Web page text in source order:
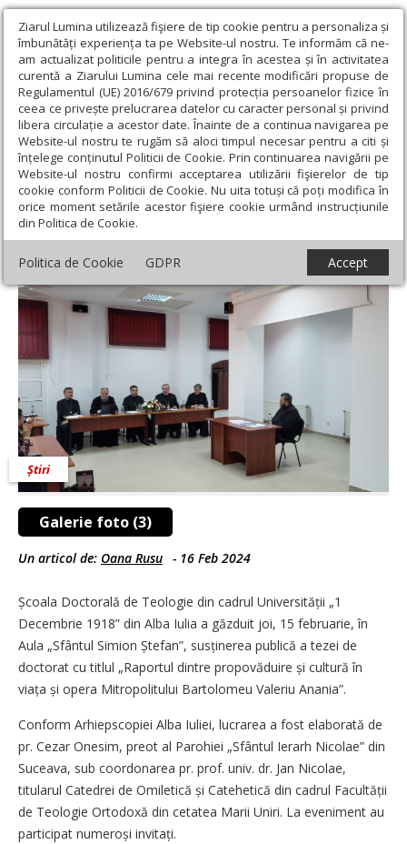
Ziarul Lumina utilizează fişiere de tip cookie pentru a personaliza și
îmbunătăți experiența ta pe Website-ul nostru. Te informăm că ne-
am actualizat politicile pentru a integra în acestea și în activitatea
curentă a Ziarului Lumina cele mai recente modificări propuse de
Regulamentul (UE) 2016/679 privind protecția persoanelor fizice în
ceea ce privește prelucrarea datelor cu caracter personal și privind
libera circulație a acestor date. Înainte de a continua navigarea pe
Website-ul nostru te rugăm să aloci timpul necesar pentru a citi și
înțelege conținutul Politicii de Cookie. Prin continuarea navigării pe
Website-ul nostru confirmi acceptarea utilizării fişierelor de tip
cookie conform Politicii de Cookie. Nu uita totuși că poți modifica în
orice moment setările acestor fişiere cookie urmând instrucțiunile
din Politica de Cookie.
Politica de Cookie GDPR Accept
Ziarul Lumina › Actualitate religioasă › Știri › O nouă teză de
doctorat susţinută la Facultatea de Teologie Ortodoxă din Alba Iulia
O nouă teză de doctorat susţinută la
Facultatea de Teologie Ortodoxă din Alba
Iulia
Galerie foto (3)
Știri
Un articol de: Oana Rusu - 16 Feb 2024
Școala Doctorală de Teologie din cadrul Universității „1
Decembrie 1918” din Alba Iulia a găzduit joi, 15 februarie, în
Aula „Sfântul Simion Ștefan”, susți­nerea publică a tezei de
doctorat cu titlul „Raportul dintre propovăduire și cultură în
viața și opera Mitropolitului Bartolomeu Valeriu Anania”.
Conform Arhiepscopiei Alba Iuliei, lucrarea a fost elaborată de
pr. Cezar Onesim, preot al Parohiei „Sfântul Ierarh Nicolae” din
Suceava, sub coordonarea pr. prof. univ. dr. Jan Nicolae,
titularul Catedrei de Omiletică și Catehetică din cadrul Facultății
de Teologie Ortodoxă din cetatea Marii Uniri. La eveniment au
participat nu­me­roși invitați.